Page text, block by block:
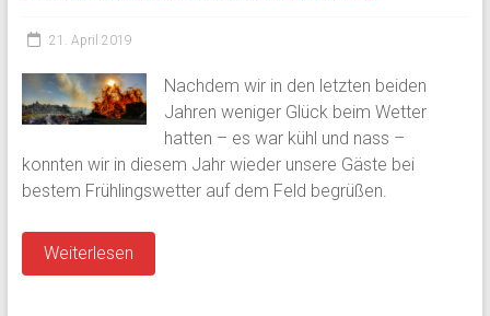
21. April 2019
Nachdem wir in den letzten beiden
Jahren weniger Glück beim Wetter
hatten – es war kühl und nass –
konnten wir in diesem Jahr wieder unsere Gäste bei
bestem Frühlingswetter auf dem Feld begrüßen.
Weiterlesen